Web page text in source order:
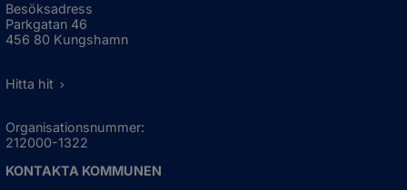
Besöksadress
Parkgatan 46
456 80 Kungshamn
Hitta hit
Organisationsnummer:
212000-1322
KONTAKTA KOMMUNEN